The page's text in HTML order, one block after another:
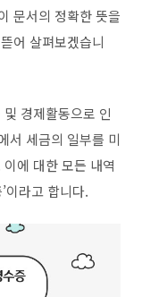
문서의 정확한 뜻을
어 살펴보겠습니
경제활동으로 인
서 세금의 일부를 미
이에 대한 모든 내역
이라고 합니다.